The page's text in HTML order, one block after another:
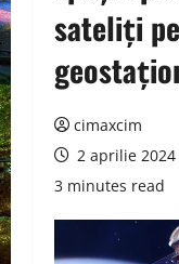
sateliți
cimaxcim
2 aprilie 2024
3 minutes read